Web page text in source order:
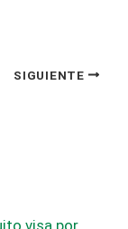
SIGUIENTE